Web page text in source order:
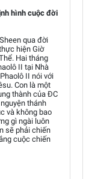
hình cuộc đời
qua đời
hiện Giờ
Hai tháng
II tại Nhà
II nói với
Con là một
thành của ĐC
thánh
và không bao
gì ngài luôn
sẽ phải chiến
cuộc chiến